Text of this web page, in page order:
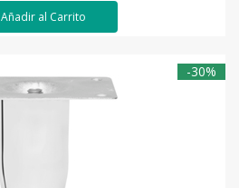
Añadir al Carrito
-30%